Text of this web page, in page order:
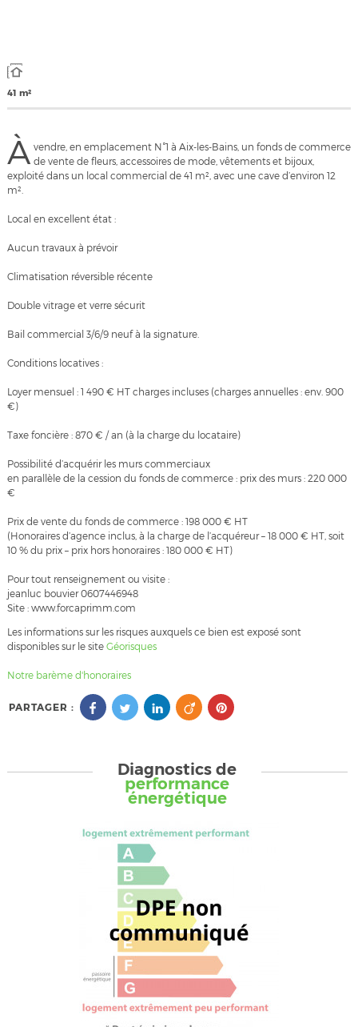
41 m²
À vendre, en emplacement N°1 à Aix-les-Bains, un fonds de commerce
de vente de fleurs, accessoires de mode, vêtements et bijoux,
exploité dans un local commercial de 41 m², avec une cave d’environ 12
m².
Local en excellent état :
Aucun travaux à prévoir
Climatisation réversible récente
Double vitrage et verre sécurit
Bail commercial 3/6/9 neuf à la signature.
Conditions locatives :
Loyer mensuel : 1 490 € HT charges incluses (charges annuelles : env. 900
€)
Taxe foncière : 870 € / an (à la charge du locataire)
Possibilité d’acquérir les murs commerciaux
en parallèle de la cession du fonds de commerce : prix des murs : 220 000
€
Prix de vente du fonds de commerce : 198 000 € HT
(Honoraires d’agence inclus, à la charge de l’acquéreur – 18 000 € HT, soit
10 % du prix – prix hors honoraires : 180 000 € HT)
Pour tout renseignement ou visite :
jeanluc bouvier 0607446948
Site : www.forcaprimm.com
Les informations sur les risques auxquels ce bien est exposé sont
disponibles sur le site Géorisques
Notre barème d'honoraires
PARTAGER :
Diagnostics de
performance
énergétique